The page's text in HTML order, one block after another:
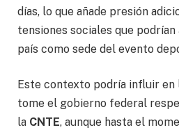
días, lo que añade presión
tensiones sociales que
país como sede del evento
Este contexto podría influir en
tome el gobierno federal
la CNTE, aunque hasta el